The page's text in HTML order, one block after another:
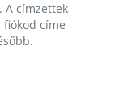
A címzettek
fiókod címe